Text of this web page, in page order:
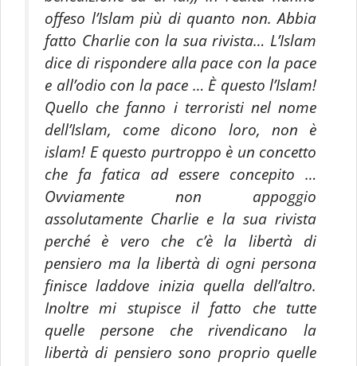
offeso l’Islam più di quanto non. Abbia
fatto Charlie con la sua rivista… L’Islam
dice di rispondere alla pace con la pace
e all’odio con la pace … È questo l’Islam!
Quello che fanno i terroristi nel nome
dell’Islam, come dicono loro, non è
islam! E questo purtroppo è un concetto
che fa fatica ad essere concepito …
Ovviamente non appoggio
assolutamente Charlie e la sua rivista
perché è vero che c’è la libertà di
pensiero ma la libertà di ogni persona
finisce laddove inizia quella dell’altro.
Inoltre mi stupisce il fatto che tutte
quelle persone che rivendicano la
libertà di pensiero sono proprio quelle